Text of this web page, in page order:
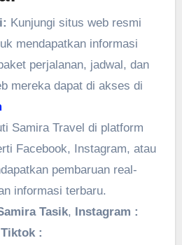
Kunjungi situs web resmi
mendapatkan informasi
perjalanan, jadwal, dan
mereka dapat di akses di
Samira Travel di platform
Facebook, Instagram, atau
pembaruan real-
informasi terbaru.
Tasik, Instagram :
: